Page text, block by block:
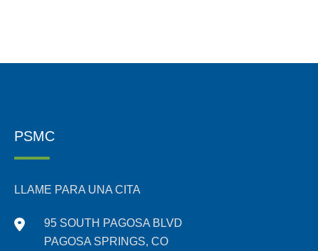
PSMC
LLAME PARA UNA CITA
95 SOUTH PAGOSA BLVD
PAGOSA SPRINGS, CO